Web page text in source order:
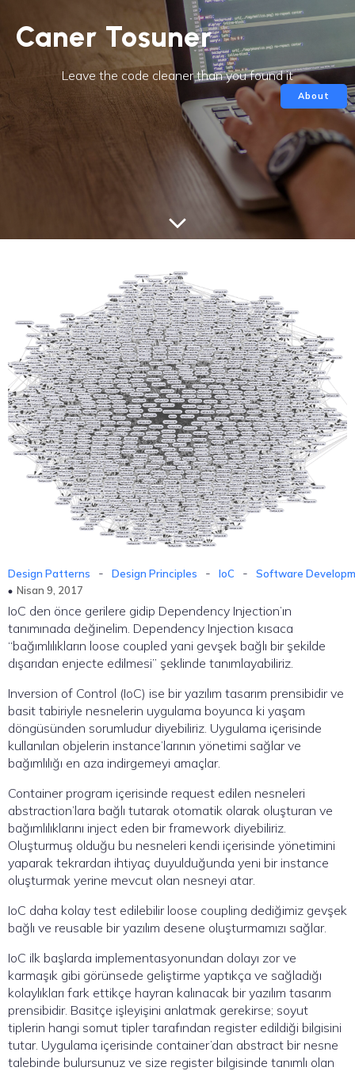
Caner Tosuner
Leave the code cleaner than you found it
About
Design Patterns - Design Principles - IoC -
Software
Nisan 9, 2017
IoC den önce gerilere gidip Dependency Injection’ın
tanımınada değinelim. Dependency Injection kısaca
“bağımlılıkların loose coupled yani gevşek bağlı bir şekilde
dışarıdan enjecte edilmesi” şeklinde tanımlayabiliriz.
Inversion of Control (IoC) ise bir yazılım tasarım prensibidir ve
basit tabiriyle nesnelerin uygulama boyunca ki yaşam
döngüsünden sorumludur diyebiliriz. Uygulama içerisinde
kullanılan objelerin instance’larının yönetimi sağlar ve
bağımlılığı en aza indirgemeyi amaçlar.
Container program içerisinde request edilen nesneleri
abstraction’lara bağlı tutarak otomatik olarak oluşturan ve
bağımlılıklarını inject eden bir framework diyebiliriz.
Oluşturmuş olduğu bu nesneleri kendi içerisinde yönetimini
yaparak tekrardan ihtiyaç duyulduğunda yeni bir instance
oluşturmak yerine mevcut olan nesneyi atar.
IoC daha kolay test edilebilir loose coupling dediğimiz gevşek
bağlı ve reusable bir yazılım desene oluşturmamızı sağlar.
IoC ilk başlarda implementasyonundan dolayı zor ve
karmaşık gibi görünsede geliştirme yaptıkça ve sağladığı
kolaylıkları fark ettikçe hayran kalınacak bir yazılım tasarım
prensibidir. Basitçe işleyişini anlatmak gerekirse; soyut
tiplerin hangi somut tipler tarafından register edildiği bilgisini
tutar. Uygulama içerisinde container’dan abstract bir nesne
talebinde bulursunuz ve size register bilgisinde tanımlı olan